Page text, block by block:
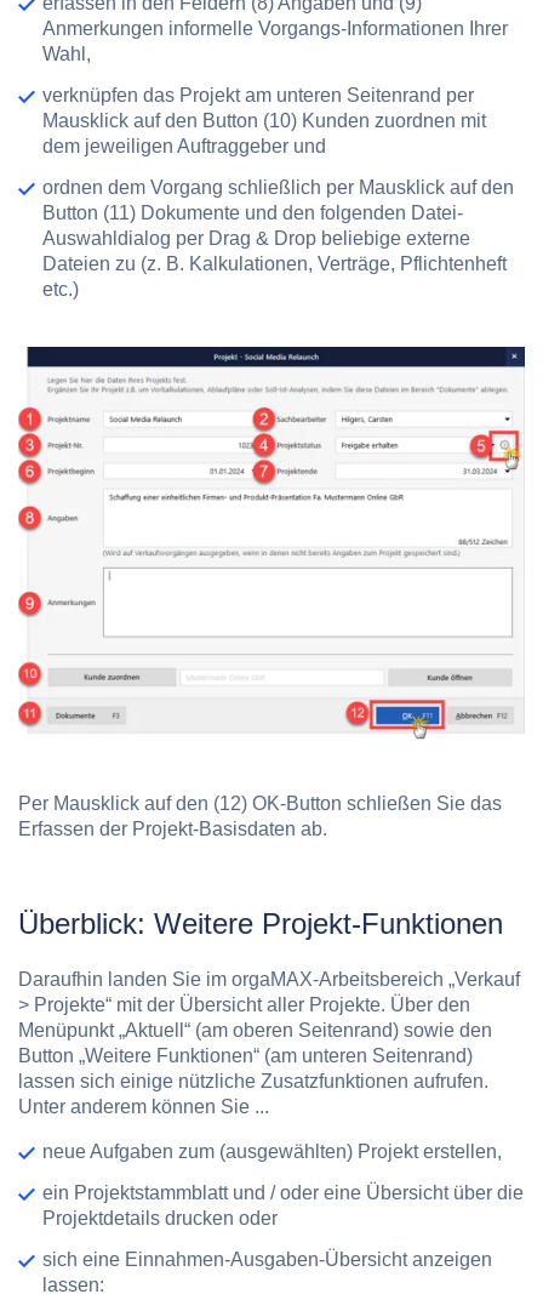
Anmerkungen informelle Vorgangs-Informationen Ihrer
Wahl,
verknüpfen das Projekt am unteren Seitenrand per
Mausklick auf den Button (10) Kunden zuordnen mit
dem jeweiligen Auftraggeber und
ordnen dem Vorgang schließlich per Mausklick auf den
Button (11) Dokumente und den folgenden Datei-
Auswahldialog per Drag & Drop beliebige externe
Dateien zu (z. B. Kalkulationen, Verträge, Pflichtenheft
etc.)
Per Mausklick auf den (12) OK-Button schließen Sie das
Erfassen der Projekt-Basisdaten ab.
Überblick: Weitere Projekt-Funktionen
Daraufhin landen Sie im orgaMAX-Arbeitsbereich „Verkauf
> Projekte“ mit der Übersicht aller Projekte. Über den
Menüpunkt „Aktuell“ (am oberen Seitenrand) sowie den
Button „Weitere Funktionen“ (am unteren Seitenrand)
lassen sich einige nützliche Zusatzfunktionen aufrufen.
Unter anderem können Sie ...
neueAufgaben zum (ausgewählten) Projekt erstellen,
ein Projektstammblatt und / oder eine Übersicht über die
Projektdetails drucken oder
sich eine Einnahmen-Ausgaben-Übersichtanzeigen
lassen: